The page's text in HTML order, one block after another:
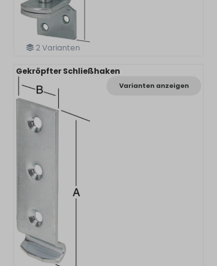
2Varianten
Gekröpfter Schließhaken
Varianten anzeigen